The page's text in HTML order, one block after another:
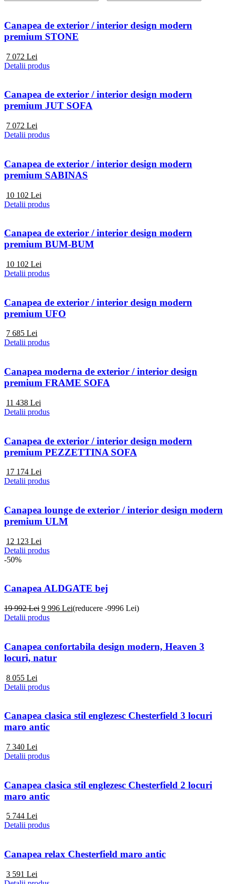
Canapea de exterior / interior design modern
premium STONE
7 072 Lei
Detalii produs
Canapea de exterior / interior design modern
premium JUT SOFA
7 072 Lei
Detalii produs
Canapea de exterior / interior design modern
premium SABINAS
10 102 Lei
Detalii produs
Canapea de exterior / interior design modern
premium BUM-BUM
10 102 Lei
Detalii produs
Canapea de exterior / interior design modern
premium UFO
7 685 Lei
Detalii produs
Canapea moderna de exterior / interior design
premium FRAME SOFA
11 438 Lei
Detalii produs
Canapea de exterior / interior design modern
premium PEZZETTINA SOFA
17 174 Lei
Detalii produs
Canapea lounge de exterior / interior design modern
premium ULM
12 123 Lei
Detalii produs
-50%
Canapea ALDGATE bej
19 992 Lei 9 996 Lei(reducere -9996 Lei)
Detalii produs
Canapea confortabila design modern, Heaven 3
locuri, natur
8 055 Lei
Detalii produs
Canapea clasica stil englezesc Chesterfield 3 locuri
maro antic
7 340 Lei
Detalii produs
Canapea clasica stil englezesc Chesterfield 2 locuri
maro antic
5 744 Lei
Detalii produs
Canapea relax Chesterfield maro antic
3 591 Lei